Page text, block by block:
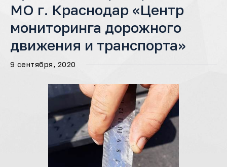
МО г. Краснодар «Центр
мониторинга дорожного
движения и транспорта»
9 сентября, 2020